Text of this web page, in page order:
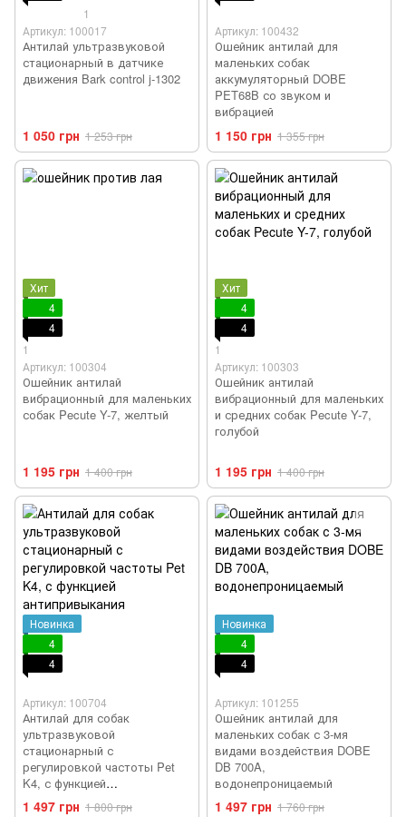
1
Артикул: 100017
Антилай ультразвуковой
стационарный в датчике
движения Bark control j-1302
1 050 грн 1 253 грн
Артикул: 100432
Ошейник антилай для
маленьких собак
аккумуляторный DOBE
PET68B со звуком и
вибрацией
1 150 грн 1 355 грн
Хит
4
4
1
Артикул: 100304
Ошейник антилай
вибрационный для маленьких
собак Pecute Y-7, желтый
1 195 грн 1 400 грн
Хит
4
4
1
Артикул: 100303
Ошейник антилай
вибрационный для маленьких
и средних собак Pecute Y-7,
голубой
1 195 грн 1 400 грн
Новинка
4
4
Артикул: 100704
Антилай для собак
ультразвуковой
стационарный с
регулировкой частоты Pet
K4, с функцией
антипривыкания
1 497 грн 1 800 грн
Новинка
4
4
Артикул: 101255
Ошейник антилай для
маленьких собак с 3-мя
видами воздействия DOBE
DB 700A,
водонепроницаемый
1 497 грн 1 760 грн